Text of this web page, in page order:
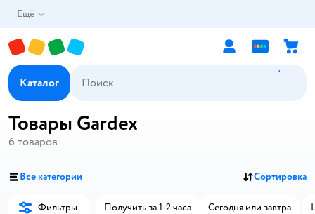
Ещё
Каталог
Товары Gardex
6 товаров
Все категории Сортировка
Фильтры Получить за 1-2 часа Сегодня или завтра